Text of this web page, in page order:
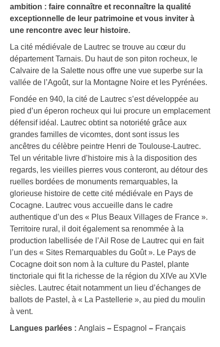
ambition : faire connaître et reconnaître la qualité
exceptionnelle de leur patrimoine et vous inviter à
une rencontre avec leur histoire.
La cité médiévale de Lautrec se trouve au cœur du
département Tarnais. Du haut de son piton rocheux, le
Calvaire de la Salette nous offre une vue superbe sur la
vallée de l’Agoût, sur la Montagne Noire et les Pyrénées.
Fondée en 940, la cité de Lautrec s’est développée au
pied d’un éperon rocheux qui lui procure un emplacement
défensif idéal. Lautrec obtint sa notoriété grâce aux
grandes familles de vicomtes, dont sont issus les
ancêtres du célèbre peintre Henri de Toulouse-Lautrec.
Tel un véritable livre d’histoire mis à la disposition des
regards, les vieilles pierres vous conteront, au détour des
ruelles bordées de monuments remarquables, la
glorieuse histoire de cette cité médiévale en Pays de
Cocagne. Lautrec vous accueille dans le cadre
authentique d’un des « Plus Beaux Villages de France ».
Territoire rural, il doit également sa renommée à la
production labellisée de l’Ail Rose de Lautrec qui en fait
l’un des « Sites Remarquables du Goût ». Le Pays de
Cocagne doit son nom à la culture du Pastel, plante
tinctoriale qui fit la richesse de la région du XIVe au XVIe
siècles. Lautrec était notamment un lieu d’échanges de
ballots de Pastel, à « La Pastellerie », au pied du moulin
à vent.
Langues parlées : Anglais – Espagnol – Français